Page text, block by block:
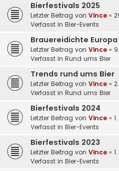
Bierfestivals 2025
Letzter Beitrag von Vince «
Verfasst in Bier-Events
Brauereidichte Europa
Letzter Beitrag von Vince «
Verfasst in Rund ums Bier
Trends rund ums Bier
Letzter Beitrag von Vince «
Verfasst in Rund ums Bier
Bierfestivals 2024
Letzter Beitrag von Vince «
Verfasst in Bier-Events
Bierfestivals 2023
Letzter Beitrag von Vince «
Verfasst in Bier-Events